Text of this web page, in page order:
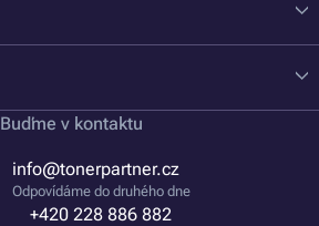
Buďme v kontaktu
info@tonerpartner.cz
Odpovídáme do druhého dne
+420 228 886 882